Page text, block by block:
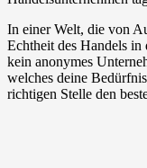
In einer Welt, die von
Echtheit des Handels
kein anonymes
welches deine
richtigen Stelle den